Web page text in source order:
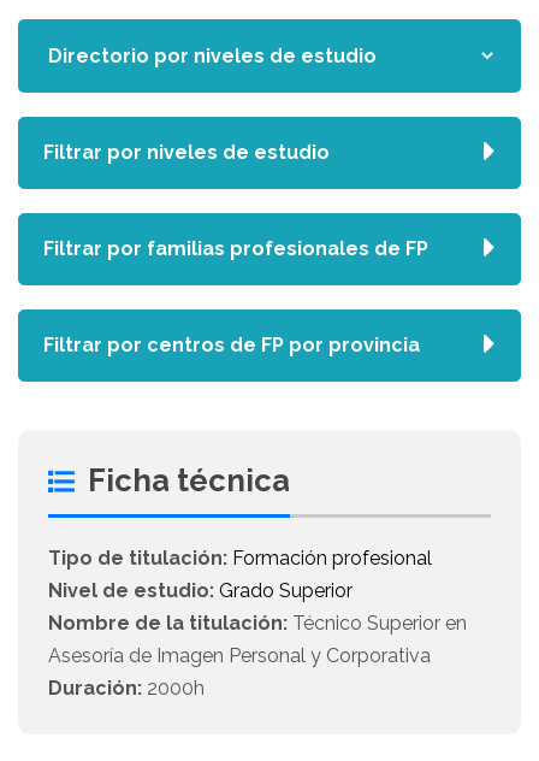
Ficha técnica
Tipo de titulación: Formación profesional
Nivel de estudio: Grado Superior
Nombre de la titulación: Técnico Superior en
Asesoría de Imagen Personal y Corporativa
Duración: 2000h
Filtrar por niveles de estudio
Filtrar por familias profesionales de FP
Filtrar por centros de FP por provincia